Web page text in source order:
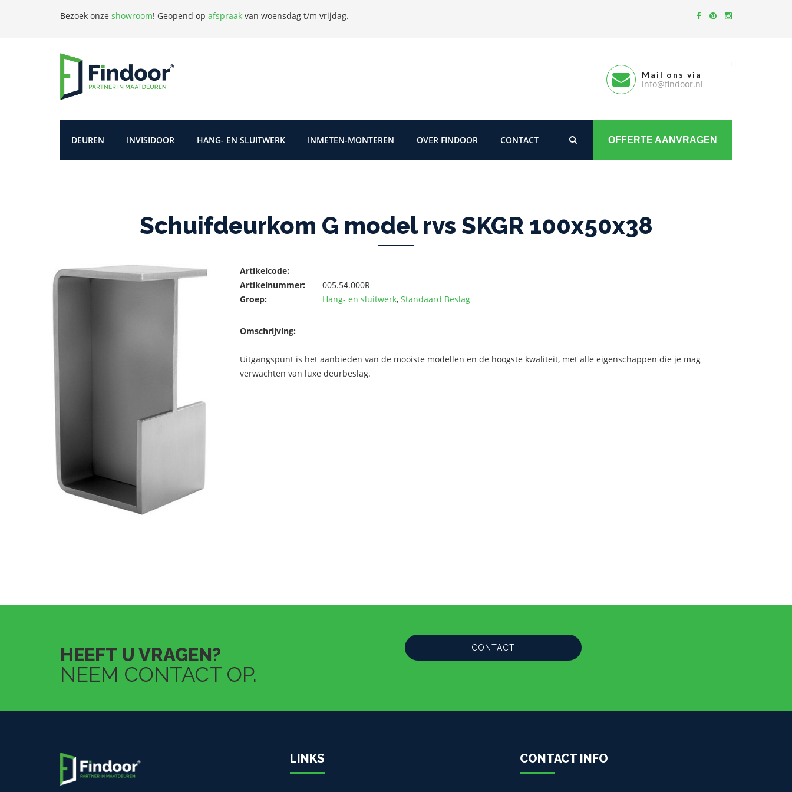
Bezoek onze showroom! Geopend op afspraak van woensdag t/m vrijdag.
Mail ons via
info@findoor.nl
DEUREN INVISIDOOR HANG- EN SLUITWERK INMETEN-MONTEREN OVER FINDOOR CONTACT OFFERTE AANVRAGEN
Schuifdeurkom G model rvs SKGR 100x50x38
Artikelcode:
Artikelnummer:
005.54.000R
Groep:
Hang- en sluitwerk, Standaard Beslag
Omschrijving:
Uitgangspunt is het aanbieden van de mooiste modellen en de hoogste kwaliteit, met alle eigenschappen die je mag
verwachten van luxe deurbeslag.
HEEFT U VRAGEN?
NEEM CONTACT OP.
CONTACT
LINKS CONTACT INFO